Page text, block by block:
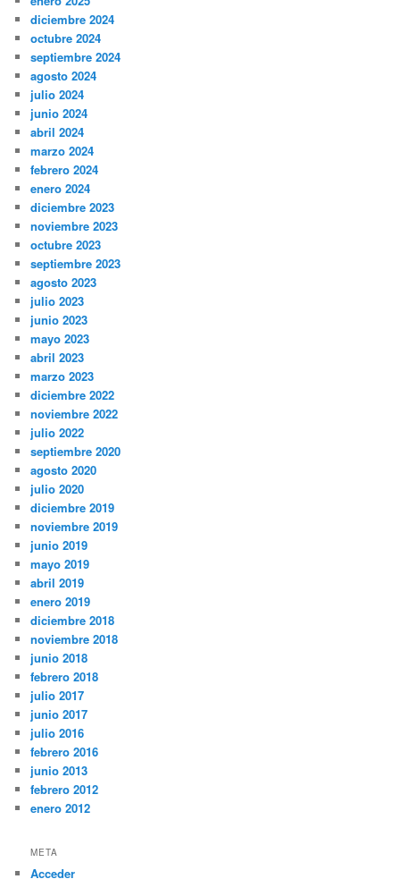
diciembre 2024
octubre 2024
septiembre 2024
agosto 2024
julio 2024
junio 2024
abril 2024
marzo 2024
febrero 2024
enero 2024
diciembre 2023
noviembre 2023
octubre 2023
septiembre 2023
agosto 2023
julio 2023
junio 2023
mayo 2023
abril 2023
marzo 2023
diciembre 2022
noviembre 2022
julio 2022
septiembre 2020
agosto 2020
julio 2020
diciembre 2019
noviembre 2019
junio 2019
mayo 2019
abril 2019
enero 2019
diciembre 2018
noviembre 2018
junio 2018
febrero 2018
julio 2017
junio 2017
julio 2016
febrero 2016
junio 2013
febrero 2012
enero 2012
META
Acceder